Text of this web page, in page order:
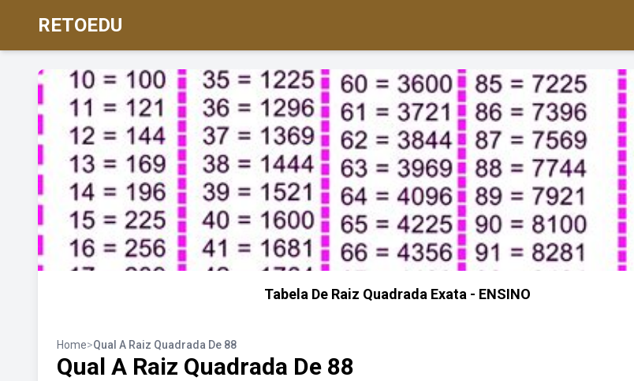
RETOEDU
Tabela De Raiz Quadrada Exata - ENSINO
Home>Qual A Raiz Quadrada De 88
Qual A Raiz Quadrada De 88